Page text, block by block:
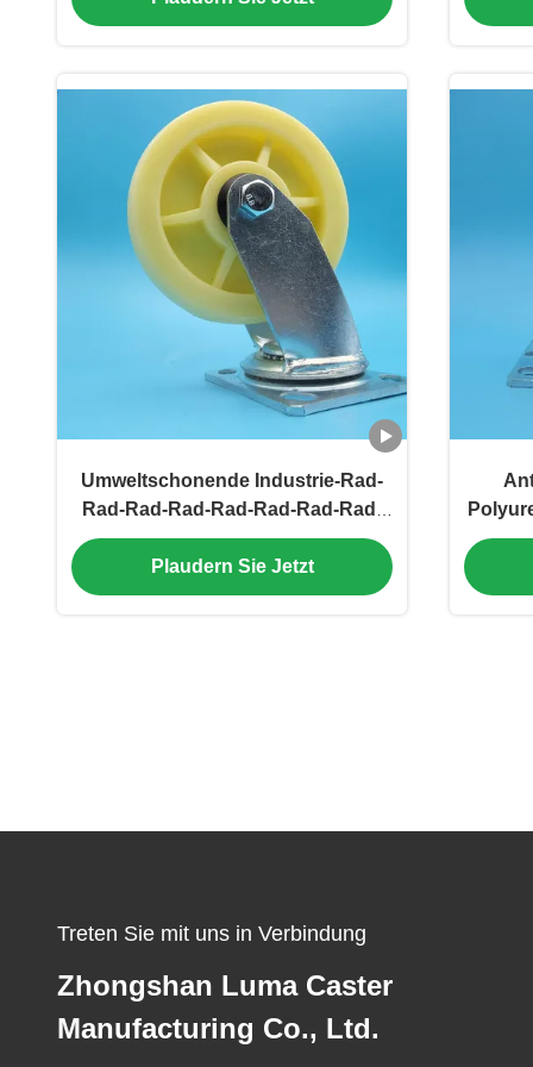
Umweltschonende Industrie-Rad-
Rad-Rad-Rad-Rad-Rad-Rad-Rad-
Rad-Rad-Rad-Rad-Rad-Rad-Rad-
Rad-Rad-Rad-Rad-Rad-Rad-Rad-
Rad-Rad-Rad-Rad-Rad-Rad-Rad-
Plaudern Sie Jetzt
Treten Sie mit uns in Verbindung
Zhongshan Luma Caster
Manufacturing Co., Ltd.